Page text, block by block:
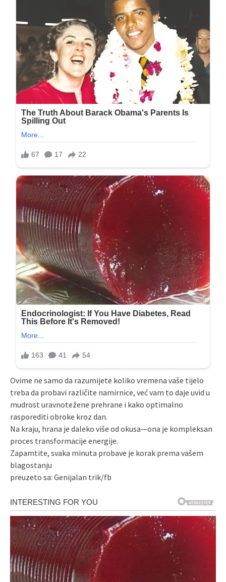
Ovime ne samo da razumijete koliko vremena vaše tijelo
treba da probavi različite namirnice, već vam to daje uvid u
mudrost uravnotežene prehrane i kako optimalno
rasporediti obroke kroz dan.
Na kraju, hrana je daleko više od okusa—ona je kompleksan
proces transformacije energije.
Zapamtite, svaka minuta probave je korak prema vašem
blagostanju
preuzeto sa: Genijalan trik/fb